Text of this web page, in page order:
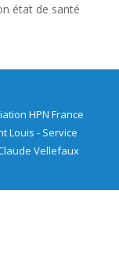
état de santé
HPN France
Louis - Service
Vellefaux